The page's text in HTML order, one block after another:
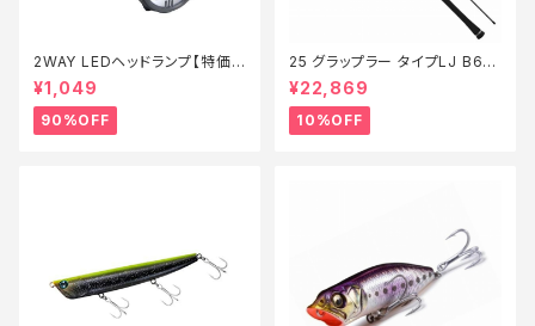
2WAY LEDヘッドランプ【特価
装備】【90】
¥1,049
90%OFF
25 グラップラー タイプLJ B63-
3【継続セール_ロッド】【10】
¥22,869
10%OFF